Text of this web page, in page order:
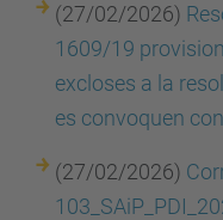
(27/02/2026)
1609/19
excloses a la
es convoquen
(27/02/2026)